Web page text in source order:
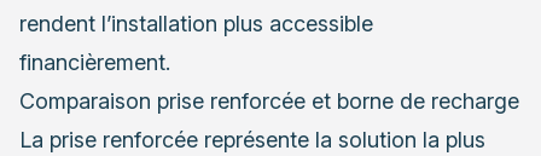
rendent l’installation plus accessible
financièrement.
Comparaison prise renforcée et borne de recharge
La prise renforcée représente la solution la plus